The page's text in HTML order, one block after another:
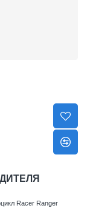
Мотоцикл Racer